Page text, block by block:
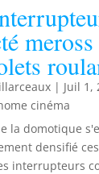
| Juil 1,
cinéma
la domotique
densifié
interrupteurs